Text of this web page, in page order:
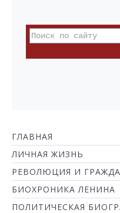
ГЛАВНАЯ
ЛИЧНАЯ ЖИЗНЬ
РЕВОЛЮЦИЯ И
БИОХРОНИКА ЛЕНИНА
ПОЛИТИЧЕСКАЯ